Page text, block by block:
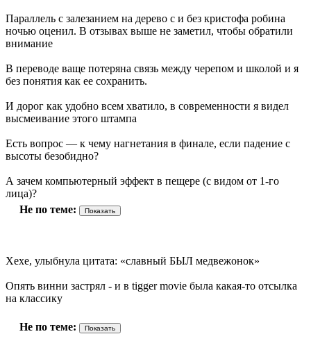
Параллель с залезанием на дерево с и без кристофа робина
ночью оценил. В отзывах выше не заметил, чтобы обратили
внимание
В переводе ваще потеряна связь между черепом и школой и я
без понятия как ее сохранить.
И дорог как удобно всем хватило, в современности я видел
высмеивание этого штампа
Есть вопрос — к чему нагнетания в финале, если падение с
высоты безобидно?
А зачем компьютерный эффект в пещере (с видом от 1-го
лица)?
Не по теме:
Хехе, улыбнула цитата: «славный БЫЛ медвежонок»
Опять винни застрял - и в tigger movie была какая-то отсылка
на классику
Не по теме: